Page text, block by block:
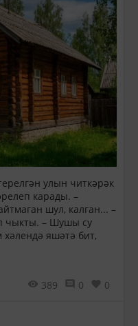
улын читкәрәк
карады. –
шул, калган... –
чыкты. – Шушы су
яшәтә бит,
389 0 0